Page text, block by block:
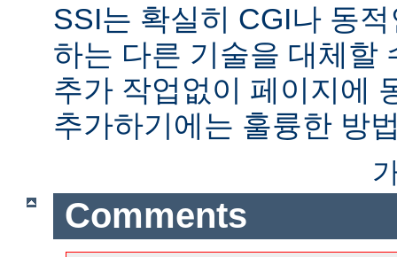
SSI는 확실히 CGI나 동
하는 다른 기술을 대체할
추가 작업없이 페이지에
추가하기에는 훌륭한 방
Comments